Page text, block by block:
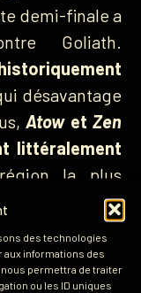
des technologies
informations des
permettra de traiter
ou les ID uniques
demi-finale a
Goliath.
désavantage
Atow et Zen
littéralement
la plus
le binôme de
plus faible.
notre duo
la finale sans